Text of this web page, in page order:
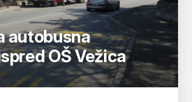
autobusna
OŠ Vežica